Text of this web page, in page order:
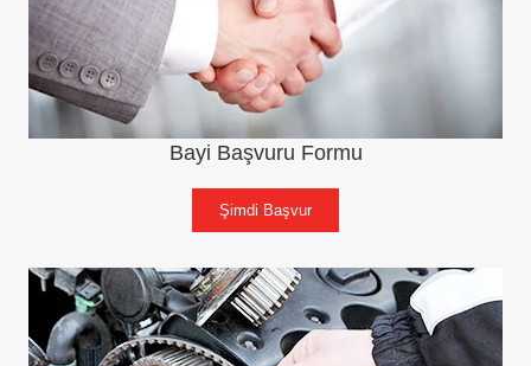
Bayi Başvuru Formu
Şimdi Başvur